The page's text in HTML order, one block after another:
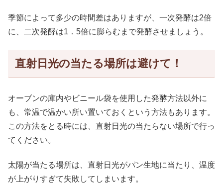
季節によって多少の時間差はありますが、一次発酵は2倍
に、二次発酵は1．5倍に膨らむまで発酵させましょう。
直射日光の当たる場所は避けて！
オーブンの庫内やビニール袋を使用した発酵方法以外に
も、常温で温かい所い置いておくという方法もあります。
この方法をとる時には、直射日光の当たらない場所で行っ
てください。
太陽が当たる場所は、直射日光がパン生地に当たり、温度
が上がりすぎて失敗してしまいます。